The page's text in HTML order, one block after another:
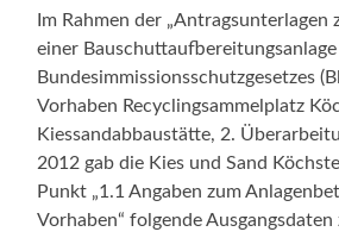
Im Rahmen der „Antragsunterlagen
einer
Bundesimmissionsschutzgesetzes
Vorhaben Recyclingsammelplatz
Kiessandabbaustätte, 2.
2012 gab die Kies und Sand
Punkt „1.1 Angaben zum
Vorhaben“ folgende Ausgangsdaten